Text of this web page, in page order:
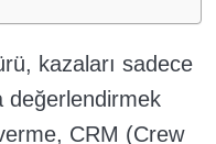
kazaları sadece
değerlendirmek
CRM (Crew